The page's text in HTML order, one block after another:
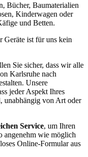
Bücher, Baumaterialien
Kinderwagen oder
und Betten.
Geräte ist für uns kein
Sie sicher, dass wir alle
Karlsruhe nach
Unsere
jeder Aspekt Ihres
unabhängig von Art oder
Service, um Ihren
angenehm wie möglich
Online-Formular aus